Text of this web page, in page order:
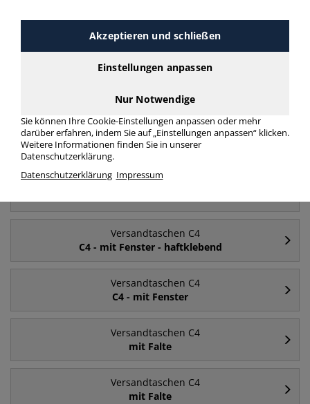
Häufig gesucht
ohne Fenster
Versandtaschen C4
mit Fenster
Versandtaschen C4
Versandtaschen C4
C4 - mit Fenster - haftklebend
Versandtaschen C4
C4 - mit Fenster
Versandtaschen C4
mit Falte
Versandtaschen C4
mit Falte
Akzeptieren und schließen
Einstellungen anpassen
Nur Notwendige
Sie können Ihre Cookie-Einstellungen anpassen oder mehr
darüber erfahren, indem Sie auf „Einstellungen anpassen“ klicken.
Weitere Informationen finden Sie in unserer
Datenschutzerklärung.
Datenschutzerklärung Impressum